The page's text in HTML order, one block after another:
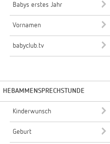
Babys erstes Jahr
Vornamen
babyclub.tv
HEBAMMENSPRECHSTUNDE
Kinderwunsch
Geburt